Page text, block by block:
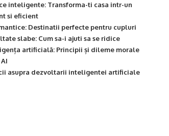
inteligente: Transforma-ti casa intr-un
si eficient
Destinatii perfecte pentru cupluri
slabe: Cum sa-i ajuti sa se ridice
artificială: Principii și dileme morale
asupra dezvoltarii inteligentei artificiale